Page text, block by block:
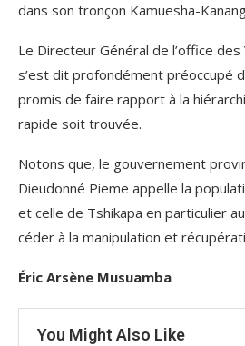
dans son tronçon Kamuesha-
Le Directeur Général de l’office
s’est dit profondément préoccupé
promis de faire rapport à la
rapide soit trouvée.
Notons que, le gouvernement
Dieudonné Pieme appelle la
et celle de Tshikapa en particulier
céder à la manipulation et
Éric Arsène Musuamba
You Might Also Like